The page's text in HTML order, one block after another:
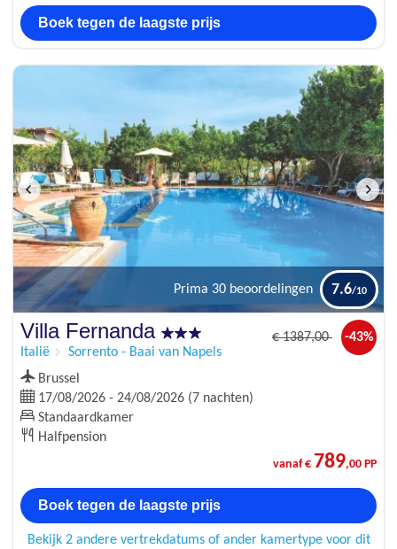
Boek tegen de laagste prijs
Prima 30 beoordelingen 7.6
Villa Fernanda
Italië Sorrento - Baai van Napels
€1387,00 -43%
Brussel
17/08/2026 - 24/08/2026 (7 nachten)
Standaardkamer
Halfpension
vanaf € 789,00 PP
Boek tegen de laagste prijs
Bekijk 2 andere vertrekdatums of ander kamertype voor dit